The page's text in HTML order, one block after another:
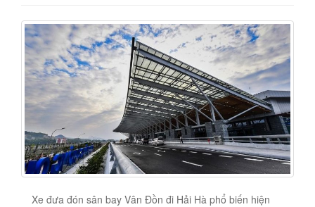
Xe đưa đón sân bay Vân Đồn đi Hải Hà phổ biến hiện